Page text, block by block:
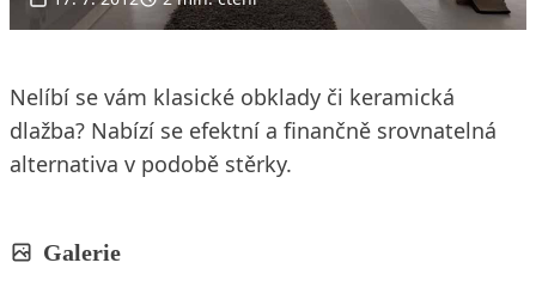
Nelíbí se vám klasické obklady či keramická
dlažba? Nabízí se efektní a finančně srovnatelná
alternativa v podobě stěrky.
Galerie